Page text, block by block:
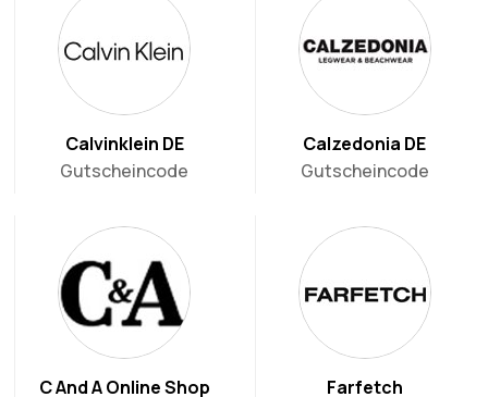
Calvinklein DE
Gutscheincode
Calzedonia DE
Gutscheincode
C And A Online Shop
Farfetch